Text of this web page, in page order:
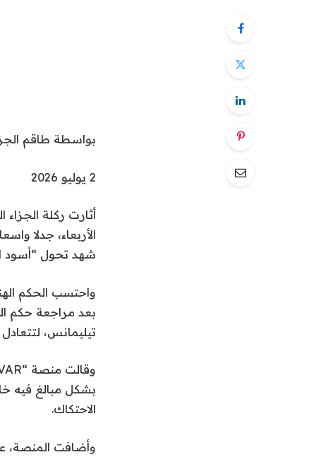
بواسطة طاقم
ت
ا
ل
ن
ر
ب
ت
ر
ي
خ
ي
2 يوليو 2026
أثارت ركلة
شهد تحول “أسود
واحتسب الحكم
بعد مراجعة حكم
تيليمانس، لتتعادل النتيجة 2-2 وتتجه
بشكل مبالغ فيه
الاحتكاك.